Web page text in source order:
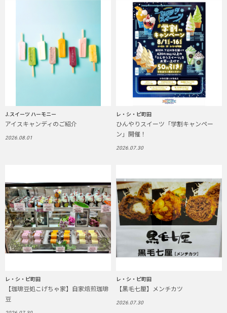
J.スイーツ ハーモニー
アイスキャンディのご紹介
2026.08.01
レ・シ・ピ町田
ひんやりスイーツ「学割キャンペー
ン」開催！
2026.07.30
レ・シ・ピ町田
【珈琲豆処こげちゃ家】自家焙煎珈琲
豆
レ・シ・ピ町田
【黒毛七厘】メンチカツ
2026.07.30